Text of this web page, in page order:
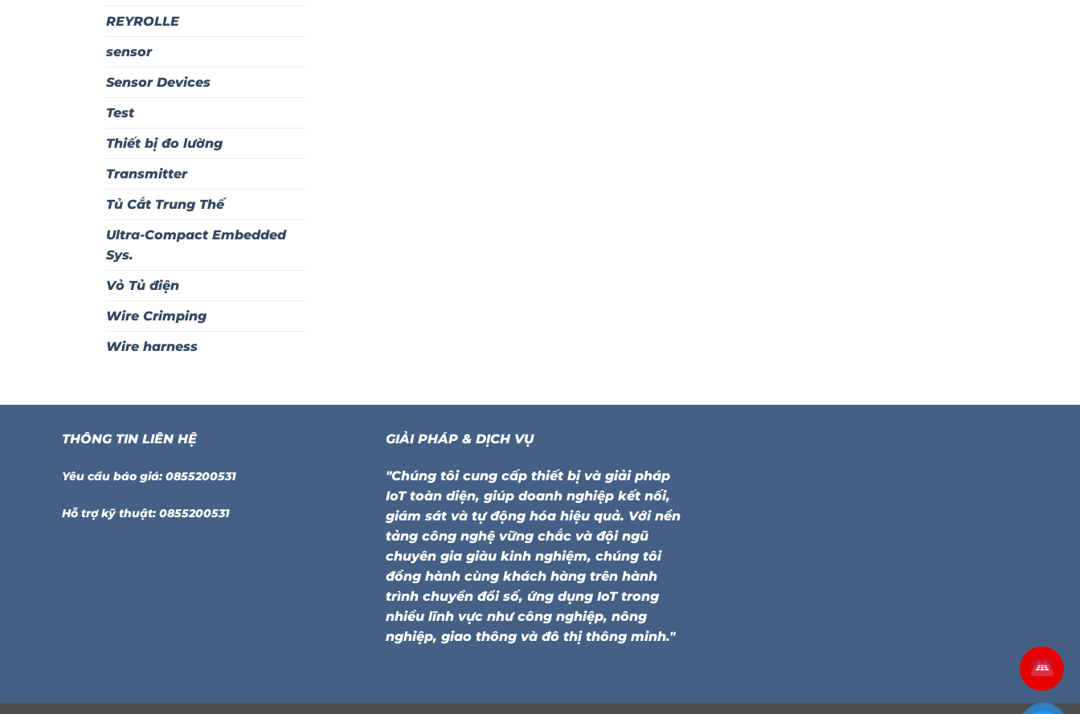
REYROLLE
sensor
Sensor Devices
Test
Thiết bị đo lường
Transmitter
Tủ Cắt Trung Thế
Ultra-Compact Embedded
Sys.
Vỏ Tủ điện
Wire Crimping
Wire harness
THÔNG TIN LIÊN HỆ
Yêu cầu báo giá: 0855200531
Hỗ trợ kỹ thuật: 0855200531
GIẢI PHÁP & DỊCH VỤ
"Chúng tôi cung cấp thiết bị và giải pháp
IoT toàn diện, giúp doanh nghiệp kết nối,
giám sát và tự động hóa hiệu quả. Với nền
tảng công nghệ vững chắc và đội ngũ
chuyên gia giàu kinh nghiệm, chúng tôi
đồng hành cùng khách hàng trên hành
trình chuyển đổi số, ứng dụng IoT trong
nhiều lĩnh vực như công nghiệp, nông
nghiệp, giao thông và đô thị thông minh."